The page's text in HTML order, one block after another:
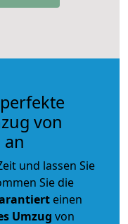
von
und lassen Sie
Sie die
einen
Umzug von